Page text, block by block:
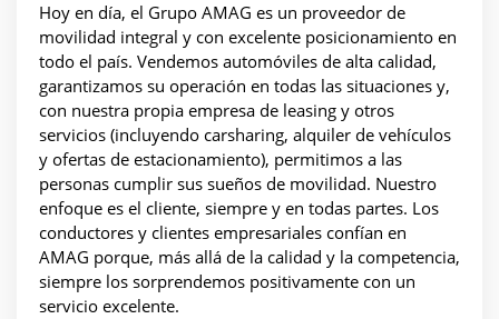
Hoy en día, el Grupo AMAG es un proveedor de
movilidad integral y con excelente posicionamiento en
todo el país. Vendemos automóviles de alta calidad,
garantizamos su operación en todas las situaciones y,
con nuestra propia empresa de leasing y otros
servicios (incluyendo carsharing, alquiler de vehículos
y ofertas de estacionamiento), permitimos a las
personas cumplir sus sueños de movilidad. Nuestro
enfoque es el cliente, siempre y en todas partes. Los
conductores y clientes empresariales confían en
AMAG porque, más allá de la calidad y la competencia,
siempre los sorprendemos positivamente con un
servicio excelente.